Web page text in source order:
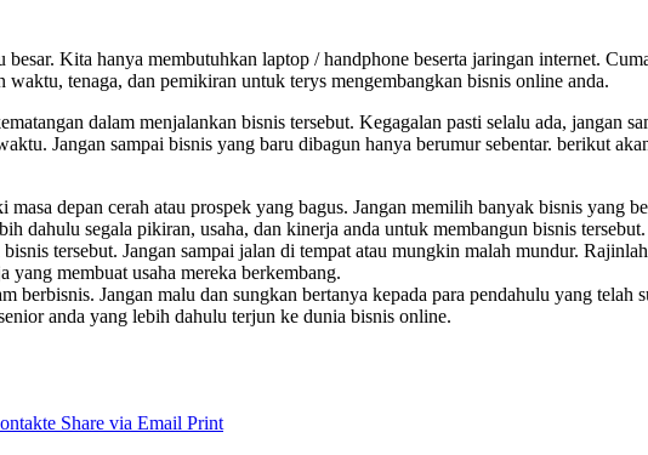
besar. Kita hanya membutuhkan laptop / handphone beserta jaringan internet.
tenaga, dan pemikiran untuk terys mengembangkan bisnis online anda.
dalam menjalankan bisnis tersebut. Kegagalan pasti selalu ada, jangan
Jangan sampai bisnis yang baru dibagun hanya berumur sebentar. berikut
depan cerah atau prospek yang bagus. Jangan memilih banyak bisnis yang
dahulu segala pikiran, usaha, dan kinerja anda untuk membangun bisnis tersebut.
tersebut. Jangan sampai jalan di tempat atau mungkin malah mundur.
yang membuat usaha mereka berkembang.
Jangan malu dan sungkan bertanya kepada para pendahulu yang telah
anda yang lebih dahulu terjun ke dunia bisnis online.
Share via Email Print